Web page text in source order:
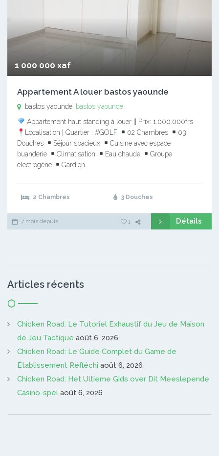
1 000 000 xaf
Appartement A louer bastos yaounde
bastos yaounde, bastos yaounde
Appartement haut standing à louer || Prix: 1.000.000frs
Localisation | Quartier : #GOLF
02 Chambres
03
Douches
Séjour spacieux
Cuisine avec espace
buanderie
Climatisation Eau chaude
Groupe
électrogène
Gardien…
2 Chambres 3 Douches
7 mois depuis 1 Détails
Articles récents
Chicken Road: Le Tutoriel Exhaustif du Jeu de Maison
de Jeu Tactique août 6, 2026
Chicken Road: Le Guide Complet du Game de
Établissement Réfléchi août 6, 2026
Chicken Road: Het Ultieme Gids over Dit Meeslepende
Casino-spel août 6, 2026